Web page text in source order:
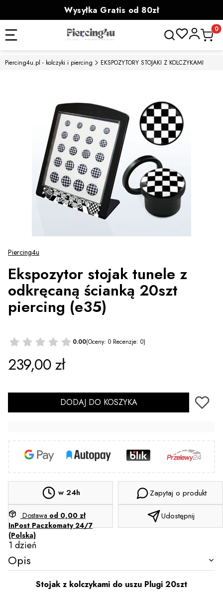
Wysyłka Gratis od 80zł
powyżej 100zł prezent
Otwórz
Piercing4u.pl - kolczyki i piercing EKSPOZYTORY STOJAKI Z KOLCZYKAMI
Piercing4u
Ekspozytor stojak tunele z
odkręcaną ścianką 20szt
piercing (e35)
0.00(Oceny: 0 Recenzje: 0)
Cena
239,00 zł
DODAJ DO KOSZYKA
w 24h
Dostawa od 0,00 zł
InPost Paczkomaty 24/7
(Polska)
1 dzień
Zapytaj o produkt
Udostępnij
Opis
Stojak z kolczykami do uszu Plugi 20szt